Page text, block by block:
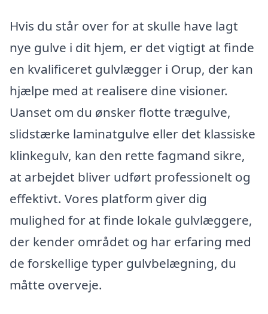
Hvis du står over for at skulle have lagt
nye gulve i dit hjem, er det vigtigt at finde
en kvalificeret gulvlægger i Orup, der kan
hjælpe med at realisere dine visioner.
Uanset om du ønsker flotte trægulve,
slidstærke laminatgulve eller det klassiske
klinkegulv, kan den rette fagmand sikre,
at arbejdet bliver udført professionelt og
effektivt. Vores platform giver dig
mulighed for at finde lokale gulvlæggere,
der kender området og har erfaring med
de forskellige typer gulvbelægning, du
måtte overveje.